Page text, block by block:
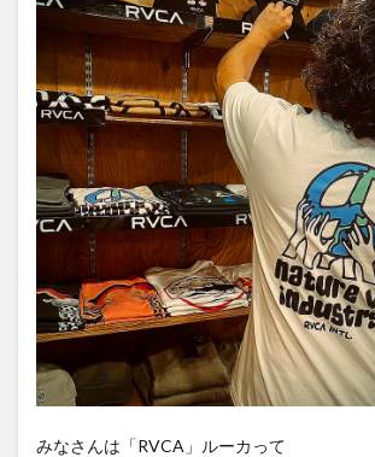
みなさんは「RVCA」ルーカって